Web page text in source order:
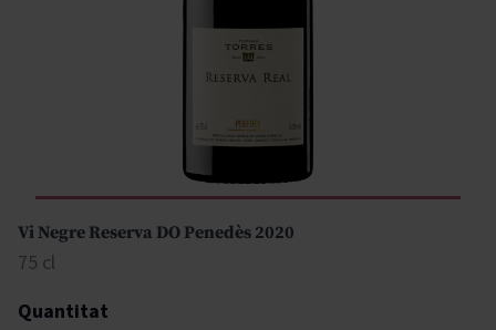
Vi Negre Reserva DO Penedès 2020
75 cl
Quantitat